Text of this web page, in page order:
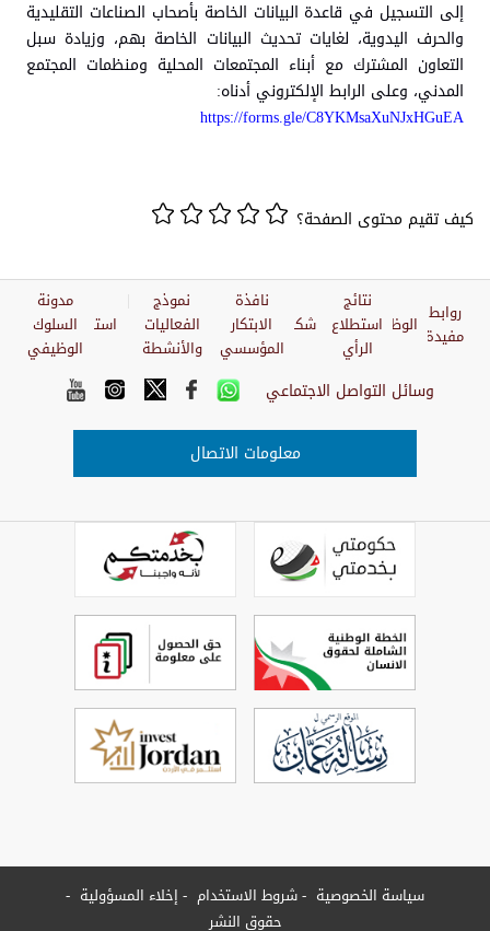
إلى التسجيل في قاعدة البيانات الخاصة بأصحاب الصناعات التقليدية
والحرف اليدوية، لغايات تحديث البيانات الخاصة بهم، وزيادة سبل
التعاون المشترك مع أبناء المجتمعات المحلية ومنظمات المجتمع
المدني، وعلى الرابط الإلكتروني أدناه:
https://forms.gle/C8YKMsaXuNJxHGuEA
كيف تقيم محتوى الصفحة؟
روابط
مفيدة الوظائف
نتائج
استطلاع
الرأي
شكاوي
نافذة
الابتكار
المؤسسي
نموذج
الفعاليات
والأنشطة
استبيان
مدونة
السلوك
الوظيفي
وسائل التواصل الاجتماعي
معلومات الاتصال
سياسة الخصوصية شروط الاستخدام
إخلاء المسؤولية
حقوق النشر